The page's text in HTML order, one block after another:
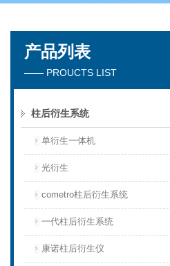
天津琛航科苑科技发展有限公司
产品列表
—— PROUCTS LIST
柱后衍生系统
单衍生一体机
光衍生
cometro柱后衍生系统
一代柱后衍生系统
康诺柱后衍生仪